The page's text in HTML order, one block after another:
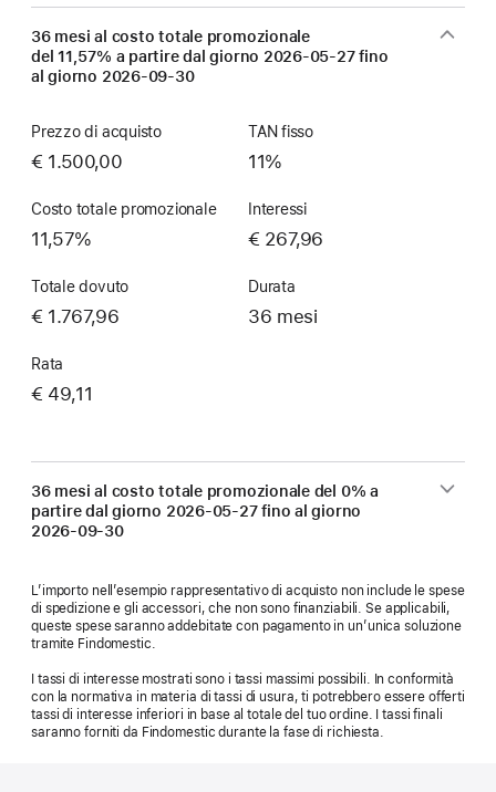
36 mesi al costo totale promozionale
del 11,57% a partire dal giorno 2026-05-27fino
al giorno 2026-09-30
Prezzo di acquisto
€ 1.500,00
TAN fisso
11%
Costo totale promozionale
11,57%
Interessi
€ 267,96
Totale dovuto
€ 1.767,96
Durata
36 mesi
Rata
€ 49,11
36 mesi al costo totale promozionale del 0% a
partire dal giorno 2026-05-27fino al giorno
2026-09-30
L’importo nell’esempio rappresentativo di acquisto non include le spese
di spedizione e gli accessori, che non sono finanziabili. Se applicabili,
queste spese saranno addebitate con pagamento in un’unica soluzione
tramite Findomestic.
I tassi di interesse mostrati sono i tassi massimi possibili. In conformità
con la normativa in materia di tassi di usura, ti potrebbero essere offerti
tassi di interesse inferiori in base al totale del tuo ordine. I tassi finali
saranno forniti da Findomestic durante la fase di richiesta.